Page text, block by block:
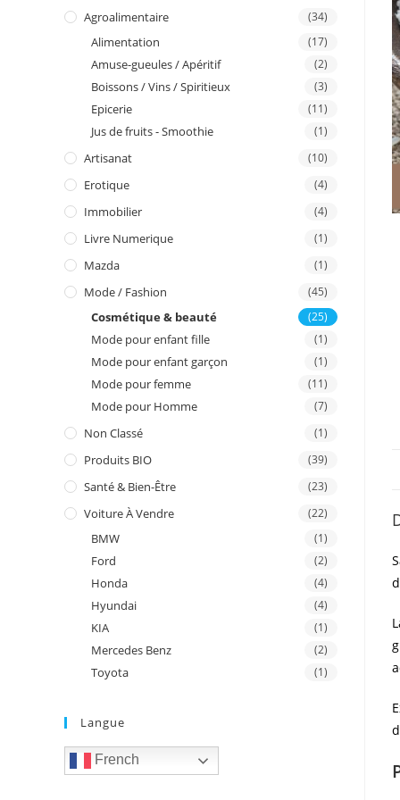
Agroalimentaire (34)
Alimentation (17)
Amuse-gueules / Apéritif (2)
Boissons / Vins / Spiritieux (3)
Epicerie (11)
Jus de fruits - Smoothie (1)
Artisanat (10)
Erotique (4)
Immobilier (4)
Livre Numerique (1)
Mazda (1)
Mode / Fashion (45)
Cosmétique & beauté (25)
Mode pour enfant fille (1)
Mode pour enfant garçon (1)
Mode pour femme (11)
Mode pour Homme (7)
Non Classé (1)
Produits BIO (39)
Santé & Bien-Être (23)
Voiture À Vendre (22)
BMW (1)
Ford (2)
Honda (4)
Hyundai (4)
KIA (1)
Mercedes Benz (2)
Toyota (1)
Langue
French